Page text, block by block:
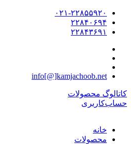
۰۲۱-۲۲۸۵۵۹۲۰
۲۲۸۴۰۶۹۴
۲۲۸۴۳۶۹۱
info[@]kamjachoob.net
کاتالوگ محصولات
حساب‌کاربری
خانه
محصولات